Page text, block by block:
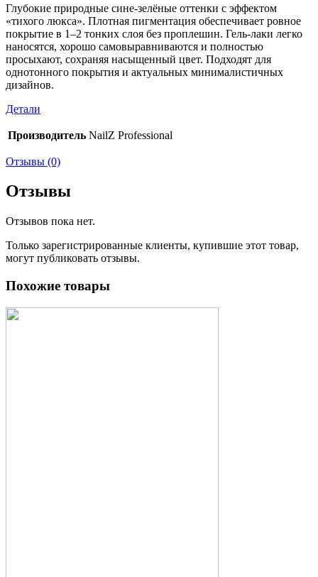
Глубокие природные сине-зелёные оттенки с эффектом
«тихого люкса». Плотная пигментация обеспечивает ровное
покрытие в 1–2 тонких слоя без проплешин. Гель-лаки легко
наносятся, хорошо самовыравниваются и полностью
просыхают, сохраняя насыщенный цвет. Подходят для
однотонного покрытия и актуальных минималистичных
дизайнов.
Детали
Производитель NailZ Professional
Отзывы (0)
Отзывы
Отзывов пока нет.
Только зарегистрированные клиенты, купившие этот товар,
могут публиковать отзывы.
Похожие товары